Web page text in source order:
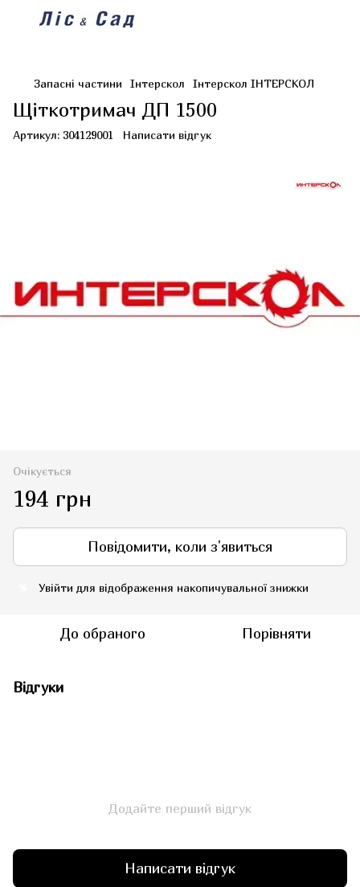
Запасні частини Інтерскол Інтерскол ІНТЕРСКОЛ
Щіткотримач ДП 1500
Артикул: 304129001 Написати відгук
Очікується
194 грн
Повідомити, коли з'явиться
Увійти для відображення накопичувальної знижки
До обраного Порівняти
Відгуки
Додайте перший відгук
Написати відгук